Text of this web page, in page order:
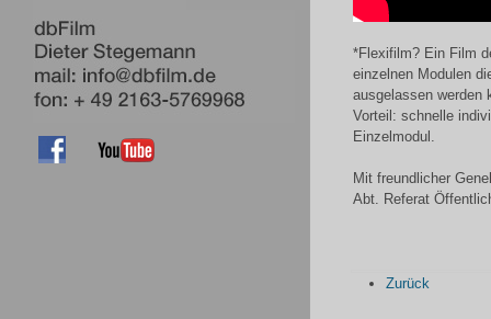
*Flexifilm? Ein Film
einzelnen Modulen
ausgelassen werden
Vorteil: schnelle
Einzelmodul.
Mit freundlicher
Abt. Referat
Zurück